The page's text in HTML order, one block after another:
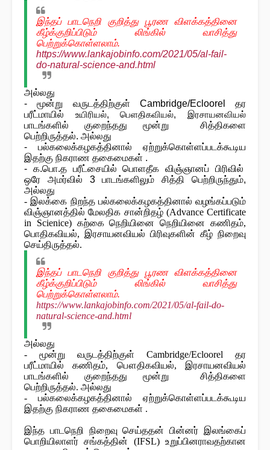
இந்தப் பாடநெறி குறித்து பூரண விளக்கத்தினை
கீழ்க்குறிப்பிடும் லிங்கில் வாசித்து
பெற்றுக்கொள்ளலாம்.
https://www.lankajobinfo.com/2021/05/al-fail-
do-natural-science-and.html
அல்லது
- மூன்று வருடத்திற்குள் Cambridge/Ecloorel தர
பரீட்மாயில் உயிரியல், பெளதிகவியல், இரசாயனவியல்
பாடங்களில் குறைந்தது மூன்று சித்திகளை
பெற்றிருத்தல். அல்லது
- பல்கலைக்கழகத்தினால் ஏற்றுக்கொள்ளப்படக்கூடிய
இதற்கு நிகராண தகைமைகள் .
- க.பொ.த பரீட்சையில் பொளதீக விஞ்ஞானப் பிரிவில்
ஒரே அமர்வில் 3 பாடங்களிலும் சித்தி பெற்றிருந்தும்,
அல்லது
- இலக்கை நிறந்த பல்கலைக்கழகத்தினால் வழங்கப்படும்
விஞ்ஞானத்தில் மேலதிக சான்றிதழ் (Advance Certificate
in Scienice) கற்கை நெறியினை நெறியினை கணிதம்,
பொதிகவியல், இரசாயனவியல் பிரிவுகளின் கீழ் நிறைவு
செய்திருத்தல்.
இந்தப் பாடநெறி குறித்து பூரண விளக்கத்தினை
கீழ்க்குறிப்பிடும் லிங்கில் வாசித்து
பெற்றுக்கொள்ளலாம்.
https://www.lankajobinfo.com/2021/05/al-fail-do-
natural-science-and.html
அல்லது
- மூன்று வருடத்திற்குள் Cambridge/Ecloorel தர
பரீட்மாயில் கணிதம், பௌதிகவியல், இரசாயனவியல்
பாடங்களில் குறைந்தது மூன்று சித்திகளை
பெற்றிருத்தல். அல்லது
- பல்கலைக்கழகத்தினால் ஏற்றுக்கொள்ளப்படக்கூடிய
இதற்கு நிகராண தகைமைகள் .
இந்த பாடநெறி நிறைவு செய்ததன் பின்னர் இலங்கைப்
பொறியிலாளர் சங்கத்தின் (IFSL) உறுப்பினராவதற்கான